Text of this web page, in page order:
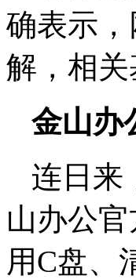
确表示，
解，相
金山办
连日来
山办公
用C盘、